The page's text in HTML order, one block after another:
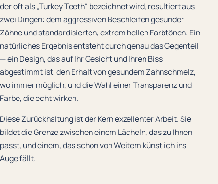
der oft als „Turkey Teeth“ bezeichnet wird, resultiert aus
zwei Dingen: dem aggressiven Beschleifen gesunder
Zähne und standardisierten, extrem hellen Farbtönen. Ein
natürliches Ergebnis entsteht durch genau das Gegenteil
— ein Design, das auf Ihr Gesicht und Ihren Biss
abgestimmt ist, den Erhalt von gesundem Zahnschmelz,
wo immer möglich, und die Wahl einer Transparenz und
Farbe, die echt wirken.
Diese Zurückhaltung ist der Kern exzellenter Arbeit. Sie
bildet die Grenze zwischen einem Lächeln, das zu Ihnen
passt, und einem, das schon von Weitem künstlich ins
Auge fällt.